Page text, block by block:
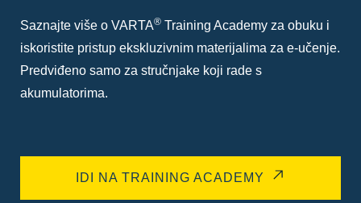
Saznajte više o VARTA® Training Academy za obuku i
iskoristite pristup ekskluzivnim materijalima za e-učenje.
Predviđeno samo za stručnjake koji rade s
akumulatorima.
IDI NA TRAINING ACADEMY